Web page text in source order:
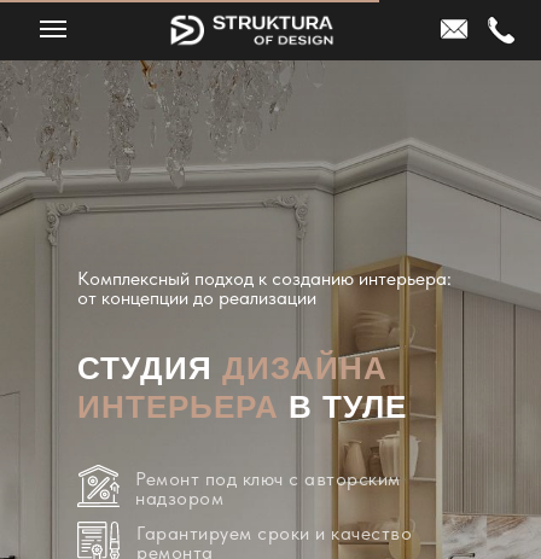
СТУДИЯ ДИЗАЙНА
ИНТЕРЬЕРА В ТУЛЕ
Ремонт под ключ с авторским
надзором
Гарантируем сроки и качество
ремонта
Комплексный подход к созданию интерьера:
от концепции до реализации